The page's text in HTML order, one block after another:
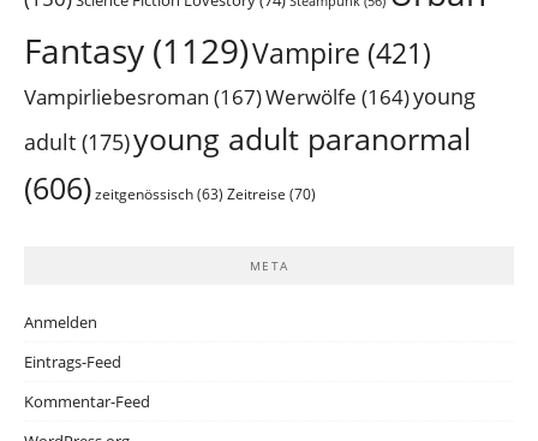
Fantasy (1129)Vampire (421)
Vampirliebesroman (167)Werwölfe (164)young
adult (175)young adult paranormal
(606) zeitgenössisch (63) Zeitreise (70)
META
Anmelden
Eintrags-Feed
Kommentar-Feed